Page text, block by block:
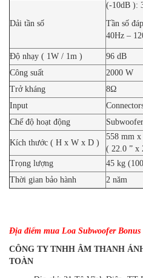
Dải tần số
(-10dB ):
Tần số
40Hz –
Độ nhạy ( 1W / 1m )
96 dB
Công suất
2000 W
Trở kháng
8Ω
Input
Chế độ hoạt động
Subwoofer
Kích thước ( H x W x D )
558 mm
( 22.0 ” x
Trọng lượng
45 kg
Thời gian bảo hành
2 năm
Địa điểm mua Loa Subwoofer Bonus
CÔNG TY TNHH ÂM THANH
TOÀN